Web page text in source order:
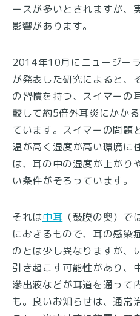
ースが多いとされますが、
影響があります。
2014年10月にニュージー
が発表した研究によると、
の習慣を持つ、スイマーの
較して約5倍外耳炎にかか
ています。スイマーの問題
温が高く湿度が高い環境に
は、耳の中の湿度が上がり
い条件がそろっています。
それは中耳 （鼓膜の奥）で
におきるもので、耳の感染
のとは少し異なりますが、
引き起こす可能性があり、
滲出液などが耳道を通って
も。良いお知らせは、通常